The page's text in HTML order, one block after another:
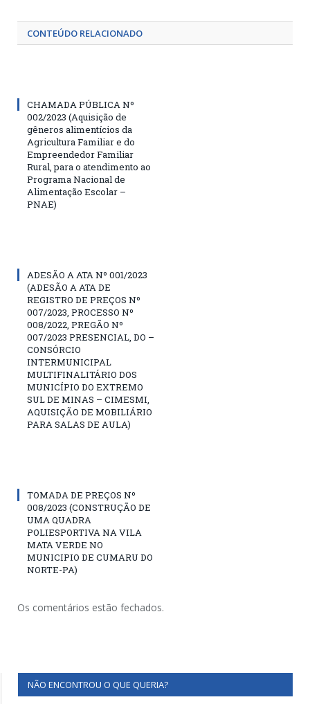
CONTEÚDO RELACIONADO
CHAMADA PÚBLICA Nº
002/2023 (Aquisição de
gêneros alimentícios da
Agricultura Familiar e do
Empreendedor Familiar
Rural, para o atendimento ao
Programa Nacional de
Alimentação Escolar –
PNAE)
ADESÃO A ATA Nº 001/2023
(ADESÃO A ATA DE
REGISTRO DE PREÇOS Nº
007/2023, PROCESSO Nº
008/2022, PREGÃO Nº
007/2023 PRESENCIAL, DO –
CONSÓRCIO
INTERMUNICIPAL
MULTIFINALITÁRIO DOS
MUNICÍPIO DO EXTREMO
SUL DE MINAS – CIMESMI,
AQUISIÇÃO DE MOBILIÁRIO
PARA SALAS DE AULA)
TOMADA DE PREÇOS Nº
008/2023 (CONSTRUÇÃO DE
UMA QUADRA
POLIESPORTIVA NA VILA
MATA VERDE NO
MUNICIPIO DE CUMARU DO
NORTE-PA)
Os comentários estão fechados.
NÃO ENCONTROU O QUE QUERIA?